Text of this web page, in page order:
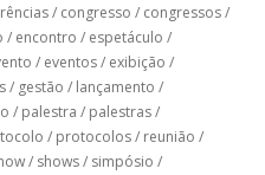
/ congresso / congressos/
/ encontro / espetáculo /
/ eventos/ exibição /
/ gestão / lançamento /
/ palestra / palestras/
/ protocolos/ reunião /
/ shows/ simpósio /